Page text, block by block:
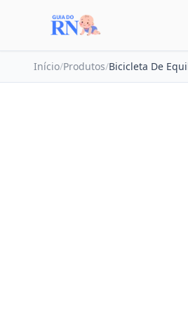
Início/Produtos/Bicicleta De